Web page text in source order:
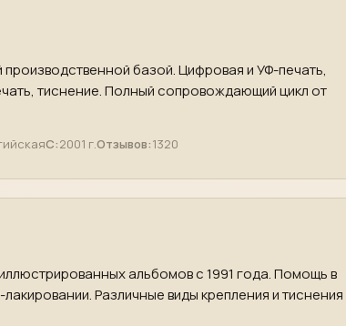
базой. Цифровая и УФ-печать,
тиснение. Полный сопровождающий цикл от
С:2001 г.Отзывов:1320
альбомов с 1991 года. Помощь в
Различные виды крепления и тиснения